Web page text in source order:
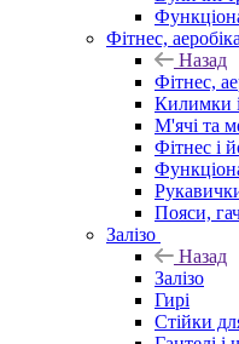
Фітнес, аеробіка
Назад
Фітнес,
Килимки
М'ячі та
Фітнес і
Пояси,
Залізо
Назад
Залізо
Гирі
Стійки